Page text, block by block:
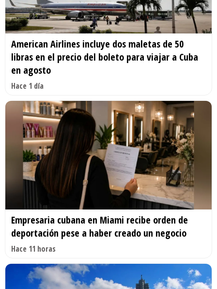
American Airlines incluye dos maletas de 50
libras en el precio del boleto para viajar a Cuba
en agosto
Hace 1 día
Empresaria cubana en Miami recibe orden de
deportación pese a haber creado un negocio
Hace 11 horas